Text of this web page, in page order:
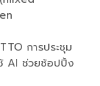
การประชุม
AI ช่วยช้อปปิ้ง